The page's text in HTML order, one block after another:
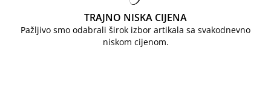
TRAJNO NISKA CIJENA
Pažljivo smo odabrali širok izbor artikala sa svakodnevno
niskom cijenom.